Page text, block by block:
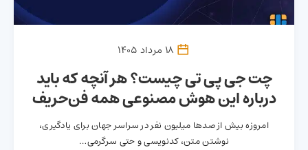
چت جی پی تی چیست؟ هر آنچه که باید
درباره این هوش مصنوعی همه فن‌حریف
بدانید
امروزه بیش از صدها میلیون نفر در سراسر جهان برای یادگیری،
نوشتن متن، کدنویسی و حتی سرگرمی…